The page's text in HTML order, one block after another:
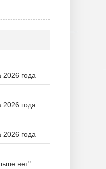
2026 года
2026 года
2026 года
нет"